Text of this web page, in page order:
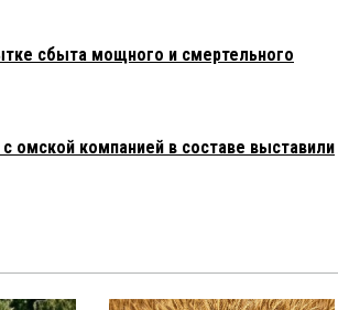
сбыта мощного и смертельного
омской компанией в составе выставили